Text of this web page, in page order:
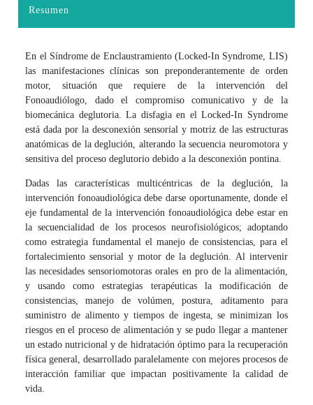
Resumen
En el Síndrome de Enclaustramiento (Locked-In Syndrome, LIS)
las manifestaciones clínicas son preponderantemente de orden
motor, situación que requiere de la intervención del
Fonoaudiólogo, dado el compromiso comunicativo y de la
biomecánica deglutoria. La disfagia en el Locked-In Syndrome
está dada por la desconexión sensorial y motriz de las estructuras
anatómicas de la deglución, alterando la secuencia neuromotora y
sensitiva del proceso deglutorio debido a la desconexión pontina.
Dadas las características multicéntricas de la deglución, la
intervención fonoaudiológica debe darse oportunamente, donde el
eje fundamental de la intervención fonoaudiológica debe estar en
la secuencialidad de los procesos neurofisiológicos; adoptando
como estrategia fundamental el manejo de consistencias, para el
fortalecimiento sensorial y motor de la deglución. Al intervenir
las necesidades sensoriomotoras orales en pro de la alimentación,
y usando como estrategias terapéuticas la modificación de
consistencias, manejo de volúmen, postura, aditamento para
suministro de alimento y tiempos de ingesta, se minimizan los
riesgos en el proceso de alimentación y se pudo llegar a mantener
un estado nutricional y de hidratación óptimo para la recuperación
física general, desarrollado paralelamente con mejores procesos de
interacción familiar que impactan positivamente la calidad de
vida.